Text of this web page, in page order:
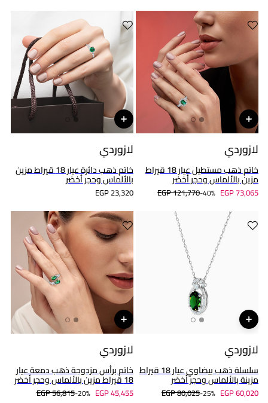
لازوردي
خاتم ذهب مستطيل عيار 18 قيراط
مزين بالألماس وحجر أخضر
EGP 121,770 40%- EGP 73,065
لازوردي
خاتم ذهب دائرة عيار 18 قيراط مزين
بالألماس وحجر أخضر
EGP 23,320
لازوردي
سلسلة ذهب بيضاوي عيار 18 قيراط
مزينة بالألماس وحجر أخضر
EGP 80,025 25%- EGP 60,020
لازوردي
خاتم برأس مزدوجة ذهب دمعة عيار
18 قيراط مزين بالألماس وحجر أخضر
EGP 56,815 20%- EGP 45,455